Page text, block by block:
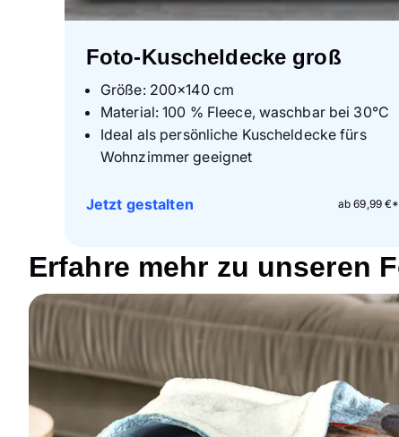
Foto-Kuscheldecke groß
Größe: 200×140 cm
Material: 100 % Fleece, waschbar bei 30°C
Ideal als persönliche Kuscheldecke fürs
Wohnzimmer geeignet
ab 69,99 €*
Jetzt gestalten
Erfahre mehr zu unseren